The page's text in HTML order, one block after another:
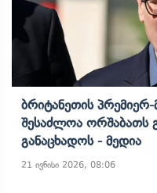
Ბრიტანეთის
Შესაძლოა Ორშაბათს
Განაცხადოს - Მედია
21 ივნისი 2026, 08:06